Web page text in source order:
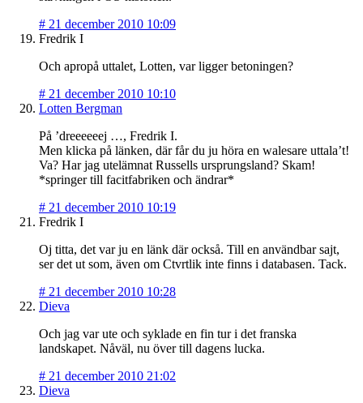
# 21 december 2010 10:09
Fredrik I
Och apropå uttalet, Lotten, var ligger betoningen?
# 21 december 2010 10:10
Lotten Bergman
På ’dreeeeeej …, Fredrik I.
Men klicka på länken, där får du ju höra en walesare uttala’t!
Va? Har jag utelämnat Russells ursprungsland? Skam!
*springer till facitfabriken och ändrar*
# 21 december 2010 10:19
Fredrik I
Oj titta, det var ju en länk där också. Till en användbar sajt,
ser det ut som, även om Ctvrtlik inte finns i databasen. Tack.
# 21 december 2010 10:28
Dieva
Och jag var ute och syklade en fin tur i det franska
landskapet. Nåväl, nu över till dagens lucka.
# 21 december 2010 21:02
Dieva